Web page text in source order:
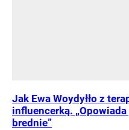
Jak Ewa Woydyłło z
influencerką.
brednie”